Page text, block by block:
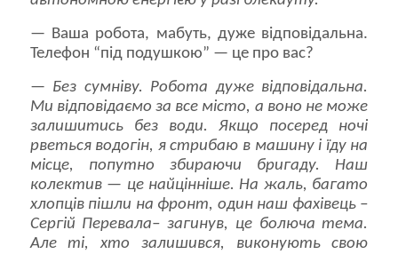
— Ваша робота, мабуть, дуже відповідальна.
Телефон “під подушкою” — це про вас?
— Без сумніву. Робота дуже відповідальна.
Ми відповідаємо за все місто, а воно не може
залишитись без води. Якщо посеред ночі
рветься водогін, я стрибаю в машину і їду на
місце, попутно збираючи бригаду. Наш
колектив — це найцінніше. На жаль, багато
хлопців пішли на фронт, один наш фахівець –
Сергій Перевала– загинув, це болюча тема.
Але ті, хто залишився, виконують свою